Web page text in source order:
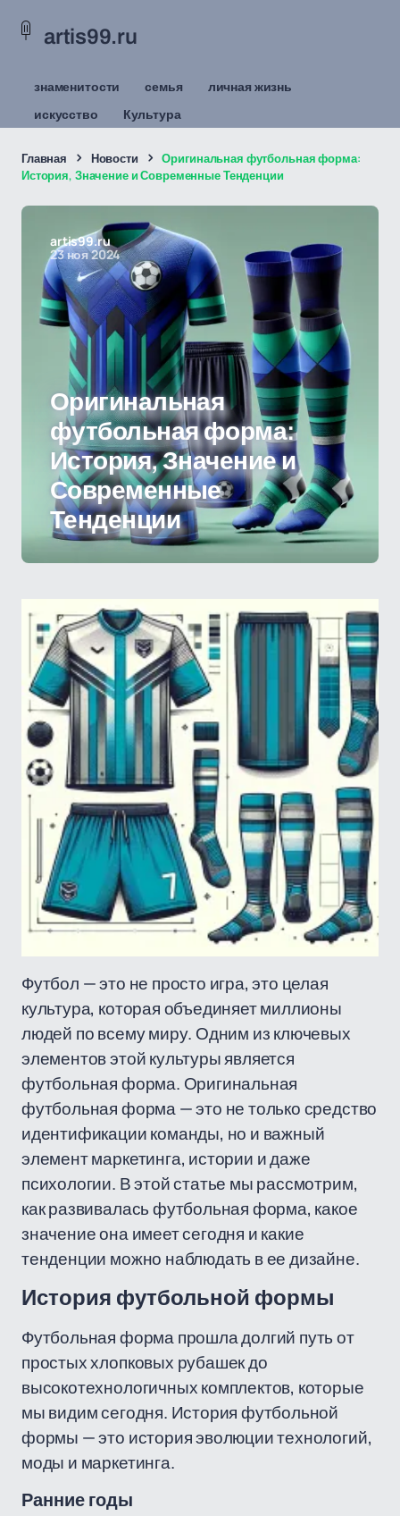
artis99.ru
знаменитости семья
личная жизнь
искусство
Культура
Главная Новости
Оригинальная футбольная форма:
История, Значение и Современные Тенденции
artis99.ru
23 ноя 2024
Оригинальная
футбольная форма:
История, Значение и
Современные
Тенденции
Футбол — это не просто игра, это целая
культура, которая объединяет миллионы
людей по всему миру. Одним из ключевых
элементов этой культуры является
футбольная форма. Оригинальная
футбольная форма — это не только средство
идентификации команды, но и важный
элемент маркетинга, истории и даже
психологии. В этой статье мы рассмотрим,
как развивалась футбольная форма, какое
значение она имеет сегодня и какие
тенденции можно наблюдать в ее дизайне.
История футбольной формы
Футбольная форма прошла долгий путь от
простых хлопковых рубашек до
высокотехнологичных комплектов, которые
мы видим сегодня. История футбольной
формы — это история эволюции технологий,
моды и маркетинга.
Ранние годы